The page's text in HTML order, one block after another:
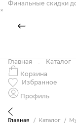
Финальные скидки
×
Главная
Каталог
Корзина
Избранное
Профиль
Главная Каталог